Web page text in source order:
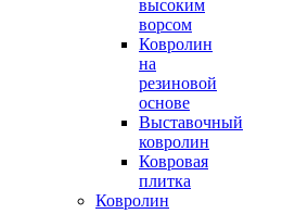
высоким
ворсом
Ковролин
на
резиновой
основе
Выставочный
ковролин
Ковровая
плитка
Ковролин